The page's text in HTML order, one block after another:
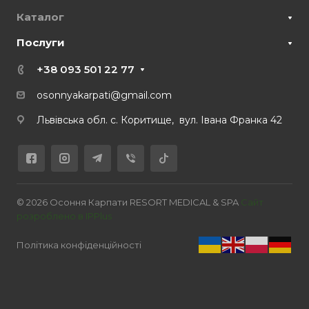
Каталог
Послуги
+38 093 501 22 77
osonnyakarpati@gmail.com
Львівська обл. с. Коритище, вул. Івана Франка 42
© 2026 Осоння Карпати RESORT MEDICAL & SPA Сайт
розроблено в IPPlus
Політика конфіденційності